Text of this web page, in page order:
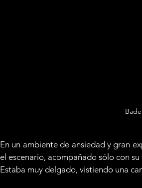
En un ambiente de ansiedad y gran
el escenario, acompañado sólo con su
Estaba muy delgado, vistiendo una